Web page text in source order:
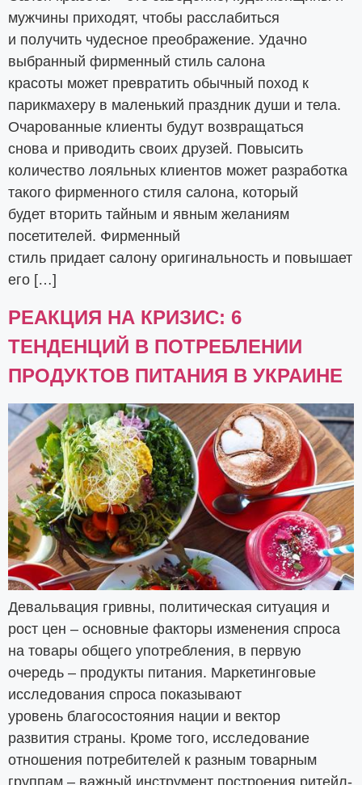
мужчины приходят, чтобы расслабиться
и получить чудесное преображение. Удачно
выбранный фирменный стиль салона
красоты может превратить обычный поход к
парикмахеру в маленький праздник души и тела.
Очарованные клиенты будут возвращаться
снова и приводить своих друзей. Повысить
количество лояльных клиентов может разработка
такого фирменного стиля салона, который
будет вторить тайным и явным желаниям
посетителей. Фирменный
стиль придает салону оригинальность и повышает
его […]
РЕАКЦИЯ НА КРИЗИС: 6
ТЕНДЕНЦИЙ В ПОТРЕБЛЕНИИ
ПРОДУКТОВ ПИТАНИЯ В УКРАИНЕ
Девальвация гривны, политическая ситуация и
рост цен – основные факторы изменения спроса
на товары общего употребления, в первую
очередь – продукты питания. Маркетинговые
исследования спроса показывают
уровень благосостояния нации и вектор
развития страны. Кроме того, исследование
отношения потребителей к разным товарным
группам – важный инструмент построения ритейл-